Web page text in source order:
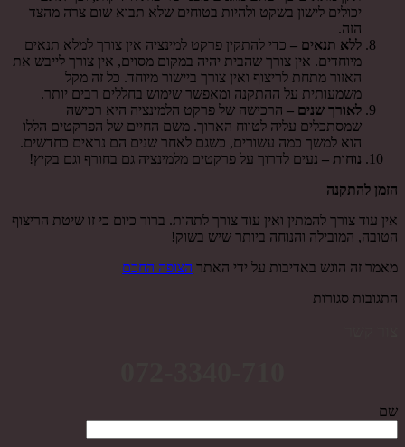
יכולים לישון בשקט ולהיות בטוחים שלא תבוא שום צרה מהצד
הזה.
ללא תנאים – כדי להתקין פרקט למינציה אין צורך למלא תנאים
מיוחדים. אין צורך שהבית יהיה במקום מסוים, אין צורך לייבש את
האזור מתחת לריצוף ואין צורך ביישור מיוחד. כל זה מקל
משמעותית על ההתקנה ומאפשר שימוש בחללים רבים יותר.
לאורך שנים – הרכישה של פרקט הלמינציה היא רכישה
שמסתכלים עליה לטווח הארוך. משם החיים של הפרקטים הללו
הוא למשך כמה עשורים, כשגם לאחר שנים הם נראים כחדשים.
נוחות – נעים לדרוך על פרקטים מלמינציה גם בחורף וגם בקיץ!
הזמן להתקנה
אין עוד צורך להמתין ואין עוד צורך לתהות. ברור כיום כי זו שיטת הריצוף
הטובה, המובילה והנוחה ביותר שיש בשוק!
מאמר זה הוגש באדיבות על ידי האתר הצופה החכם
התגובות סגורות
שם